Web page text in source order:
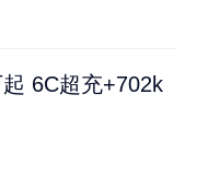
6C超充+702k